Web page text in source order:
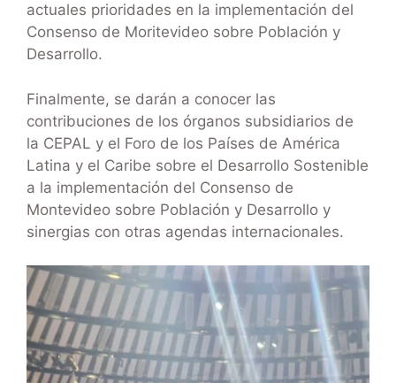
actuales prioridades en la implementación del
Consenso de Moritevideo sobre Población y
Desarrollo.
Finalmente, se darán a conocer las
contribuciones de los órganos subsidiarios de
la CEPAL y el Foro de los Países de América
Latina y el Caribe sobre el Desarrollo Sostenible
a la implementación del Consenso de
Montevideo sobre Población y Desarrollo y
sinergias con otras agendas internacionales.